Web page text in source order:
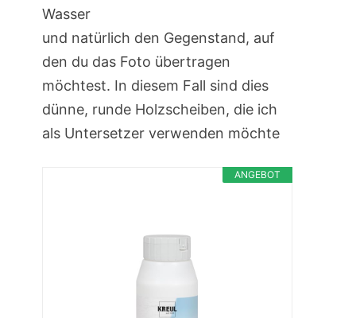
Wasser
und natürlich den Gegenstand, auf
den du das Foto übertragen
möchtest. In diesem Fall sind dies
dünne, runde Holzscheiben, die ich
als Untersetzer verwenden möchte
ANGEBOT